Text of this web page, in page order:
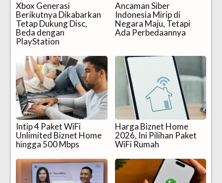
Xbox Generasi
Berikutnya Dikabarkan
Tetap Dukung Disc,
Beda dengan
PlayStation
Ancaman Siber
Indonesia Mirip di
Negara Maju, Tetapi
Ada Perbedaannya
Intip 4 Paket WiFi
Unlimited Biznet Home
hingga 500 Mbps
Harga Biznet Home
2026, Ini Pilihan Paket
WiFi Rumah